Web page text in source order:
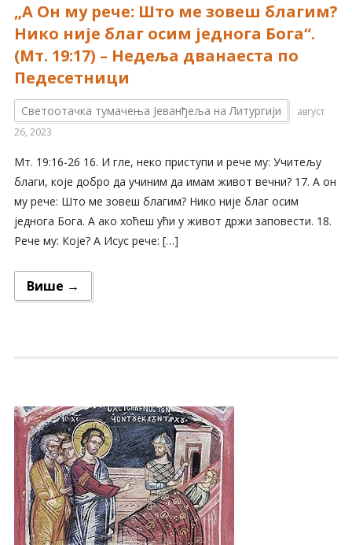
„А Он му рече: Што ме зовеш благим?
Нико није благ осим једнога Бога“.
(Мт. 19:17) – Недеља дванаеста по
Педесетници
Светоотачка тумачења Јеванђеља на Литургији
август
26, 2023
Мт. 19:16-26 16. И гле, неко приступи и рече му: Учитељу
благи, које добро да учиним да имам живот вечни? 17. А он
му рече: Што ме зовеш благим? Нико није благ осим
једнога Бога. А ако хоћеш ући у живот држи заповести. 18.
Рече му: Које? А Исус рече: […]
Више →